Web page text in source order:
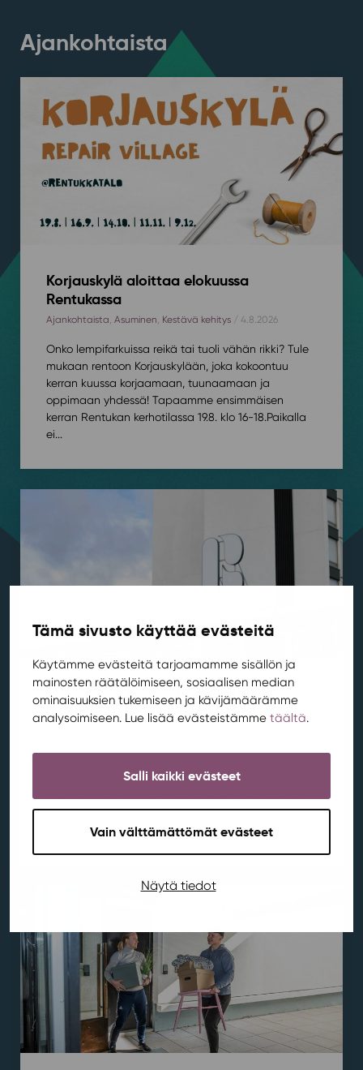
Tämä sivusto käyttää evästeitä
Käytämme evästeitä tarjoamamme sisällön ja
mainosten räätälöimiseen, sosiaalisen median
ominaisuuksien tukemiseen ja kävijämäärämme
analysoimiseen. Lue lisää evästeistämme täältä.
Salli kaikki evästeet
Vain välttämättömät evästeet
Näytä tiedot
Ajankohtaista
Korjauskylä aloittaa elokuussa
Rentukassa
Ajankohtaista, Asuminen, Kestävä kehitys/ 4.8.2026
Onko lempifarkuissa reikä tai tuoli vähän rikki? Tule
mukaan rentoon Korjauskylään, joka kokoontuu
kerran kuussa korjaamaan, tuunaamaan ja
oppimaan yhdessä! Tapaamme ensimmäisen
kerran Rentukan kerhotilassa 19.8. klo 16-18.⁠⁠Paikalla
ei...
Muutostyöt käynnistyvät Rentukan
aukiolla
turvallisemmaksi ja viihtyisämmäksi on suunniteltu jo
myös Kylän asukastoimikunnan kanssa.
Muutostöiden yhteydessä aukiolle tuodaan lisää...